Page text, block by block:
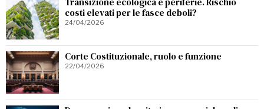
costi elevati per le fasce deboli?
24/04/2026
Corte Costituzionale, ruolo e funzione
22/04/2026